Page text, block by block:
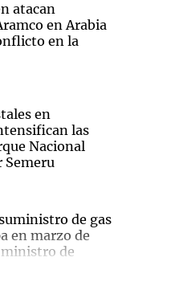
atacan
en Arabia
en la
en
las
Nacional
Semeru
de gas
en marzo de
ministro de